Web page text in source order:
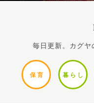
毎日更新。カグヤ
保 育 暮ら し